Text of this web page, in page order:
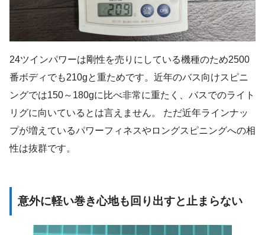
24ツインパワーは剛性を売りにしている機種のため2500
番ボディでも210gと重ためです。近年のバス向けスピニ
ングでは150～180gに比べ非常に重たく、バスでのライト
リグに向いているとは言えません。 ただ近年ラインナッ
プが増えているパワーフィネスやロングスピニングへの相
性は抜群です。
意外に軽い巻き心地も回り出すと止まらない